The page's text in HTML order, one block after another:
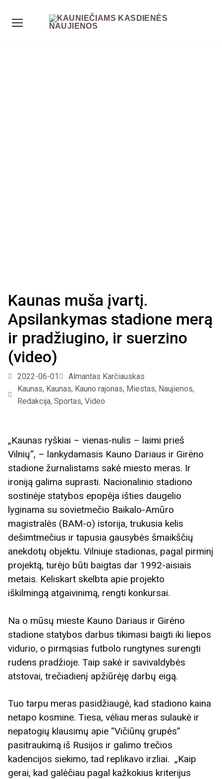
Kaunas muša įvartį.
Apsilankymas stadione merą
ir pradžiugino, ir suerzino
(video)
2022-06-01
Almantas Karčiauskas
Kaunas, Kaunas, Kauno rajonas, Miestas, Naujienos,
Redakcija, Sportas, Video
„Kaunas ryškiai – vienas-nulis – laimi prieš
Vilnių“, – lankydamasis Kauno Dariaus ir Girėno
stadione žurnalistams sakė miesto meras. Ir
ironiją galima suprasti. Nacionalinio stadiono
sostinėje statybos epopėja išties daugelio
lyginama su sovietmečio Baikalo-Amūro
magistralės (BAM-o) istorija, trukusia kelis
dešimtmečius ir tapusia gausybės šmaikščių
anekdotų objektu. Vilniuje stadionas, pagal pirminį
projektą, turėjo būti baigtas dar 1992-aisiais
metais. Keliskart skelbta apie projekto
iškilmingą atgaivinimą, rengti konkursai.
Na o mūsų mieste Kauno Dariaus ir Girėno
stadione statybos darbus tikimasi baigti iki liepos
vidurio, o pirmąsias futbolo rungtynes surengti
rudens pradžioje. Taip sakė ir savivaldybės
atstovai, trečiadienį apžiūrėję darbų eigą.
Tuo tarpu meras pasidžiaugė, kad stadiono kaina
netapo kosmine. Tiesa, vėliau meras sulaukė ir
nepatogių klausimų apie “Vičiūnų grupės”
pasitraukimą iš Rusijos ir galimo trečios
kadencijos siekimo, tad replikavo irzliai. „Kaip
gerai, kad galėčiau pagal kažkokius kriterijus